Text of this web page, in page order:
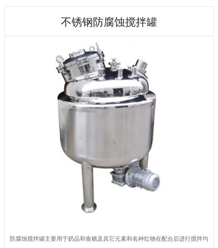
不锈钢防腐蚀搅拌罐
防腐蚀搅拌罐主要用于奶品和食糖及其它元素和名种红物在配合后进行搅拌均